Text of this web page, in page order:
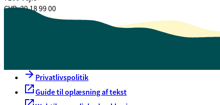
CVR. 29 18 99 00
Privatlivspolitik
Guide til oplæsning af tekst